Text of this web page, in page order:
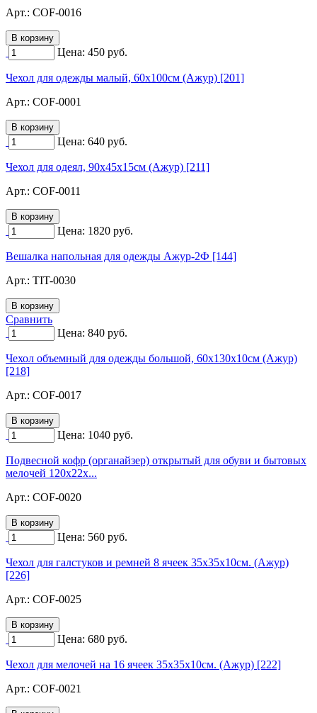
Арт.: COF-0016
Цена: 450 руб.
Чехол для одежды малый, 60х100см (Ажур) [201]
Арт.: COF-0001
Цена: 640 руб.
Чехол для одеял, 90х45х15см (Ажур) [211]
Арт.: COF-0011
Цена: 1820 руб.
Вешалка напольная для одежды Ажур-2Ф [144]
Арт.: TIT-0030
Сравнить
Цена: 840 руб.
Чехол объемный для одежды большой, 60х130х10см (Ажур)
[218]
Арт.: COF-0017
Цена: 1040 руб.
Подвесной кофр (органайзер) открытый для обуви и бытовых
мелочей 120х22х...
Арт.: COF-0020
Цена: 560 руб.
Чехол для галстуков и ремней 8 ячеек 35х35х10см. (Ажур)
[226]
Арт.: COF-0025
Цена: 680 руб.
Чехол для мелочей на 16 ячеек 35х35х10см. (Ажур) [222]
Арт.: COF-0021